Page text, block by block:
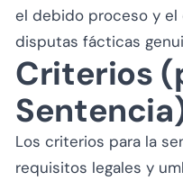
el debido proceso y
disputas fácticas
Criterios
Los criterios para la
requisitos legales y